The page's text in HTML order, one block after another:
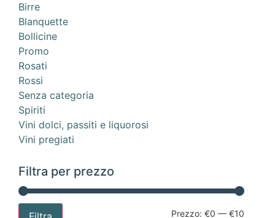
Birre
Blanquette
Bollicine
Promo
Rosati
Rossi
Senza categoria
Spiriti
Vini dolci, passiti e liquorosi
Vini pregiati
Filtra per prezzo
Prezzo: €0 — €10